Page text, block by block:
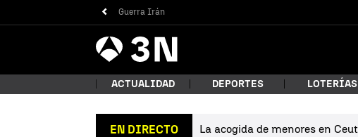
Guerra Irán
Antena
3 Noticias
ACTUALIDAD DEPORTES LOTERÍAS
EN DIRECTO La acogida de menores en